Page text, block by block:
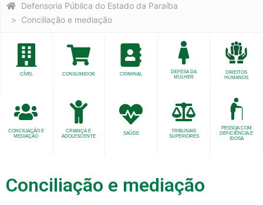
Defensoria Pública do Estado da Paraíba
Conciliação e mediação
CÍVEL CONSUMIDOR CRIMINAL
DEFESA DA
MULHER
DIREITOS
HUMANOS
CONCILIAÇÃO E
MEDIAÇÃO
CRIANÇA E
ADOLESCENTE
SAÚDE
TRIBUNAIS
SUPERIORES
PESSOA COM
DEFICIÊNCIA E
IDOSA
Conciliação e mediação